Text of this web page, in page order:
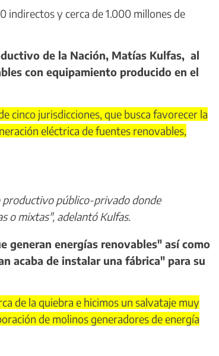
indirectos y cerca de 1.000 millones de
de la Nación, Matías Kulfas, al
con equipamiento producido en el
cinco jurisdicciones, que busca favorecer la
eléctrica de fuentes renovables,
productivo público-privado donde
o mixtas", adelantó Kulfas.
generan energías renovables" así como
acaba de instalar una fábrica" para su
de la quiebra e hicimos un salvataje muy
de molinos generadores de energía